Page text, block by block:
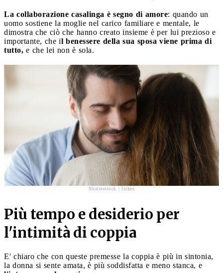
La collaborazione casalinga è segno di amore: quando un
uomo sostiene la moglie nel carico familiare e mentale, le
dimostra che ciò che hanno creato insieme è per lui prezioso e
importante, che il benessere della sua sposa viene prima di
tutto, e che lei non è sola.
Shutterstock | fizkes
Più tempo e desiderio per
l'intimità di coppia
E' chiaro che con queste premesse la coppia è più in sintonia,
la donna si sente amata, è più soddisfatta e meno stanca, e